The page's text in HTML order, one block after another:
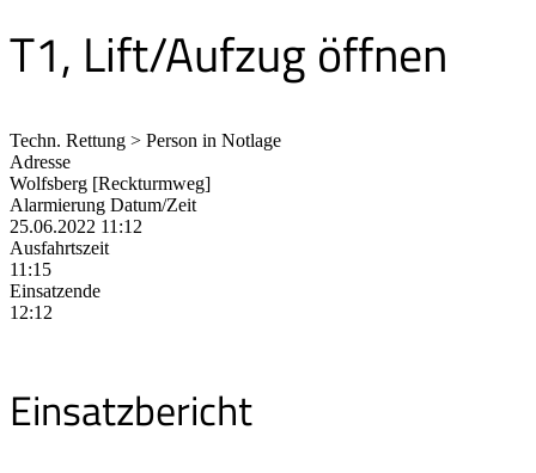
T1, Lift/Aufzug öffnen
Techn. Rettung > Person in Notlage
Adresse
Wolfsberg [Reckturmweg]
Alarmierung Datum/Zeit
25.06.2022 11:12
Ausfahrtszeit
11:15
Einsatzende
12:12
Einsatzbericht